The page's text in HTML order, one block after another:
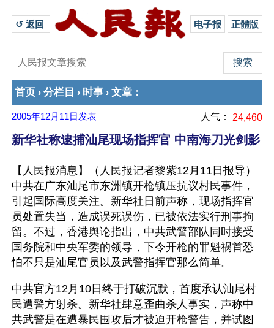
↺ 返回 电子报 正體版
首页 › 分栏目 › 时事 › 文章 ：
2005年12月11日 发表 人气： 24,460
新华社称逮捕汕尾现场指挥官 中南海刀光剑影
【人民报消息】（人民报记者黎紫12月11日报导）
中共在广东汕尾市东洲镇开枪镇压抗议村民事件，
引起国际高度关注。新华社日前声称，现场指挥官
员处置失当，造成误死误伤，已被依法实行刑事拘
留。不过，香港舆论指出，中共武警部队同时接受
国务院和中央军委的领导，下令开枪的罪魁祸首恐
怕不只是汕尾官员以及武警指挥官那么简单。
中共官方12月10日终于打破沉默，首度承认汕尾村
民遭警方射杀。新华社肆意歪曲杀人事实，声称中
共武警是在遭暴民围攻后才被迫开枪警告，并试图